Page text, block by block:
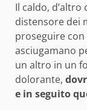
Il caldo,
distensore dei
proseguire
asciugamano
un altro in un
dolorante,
e in seguito